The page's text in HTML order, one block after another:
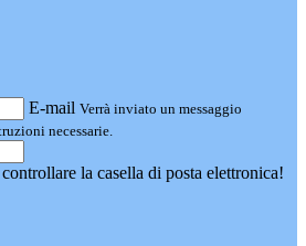
E-mail Verrà inviato un messaggio
necessarie.
la casella di posta elettronica!